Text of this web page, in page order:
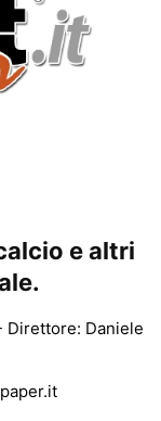
e altri
Direttore: Daniele